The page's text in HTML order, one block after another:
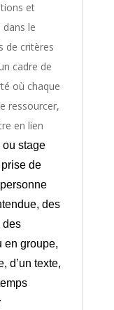
et
dans le
de critères
cadre de
où chaque
ressourcer,
en lien
stage
de
des
des
en groupe,
d’un texte,